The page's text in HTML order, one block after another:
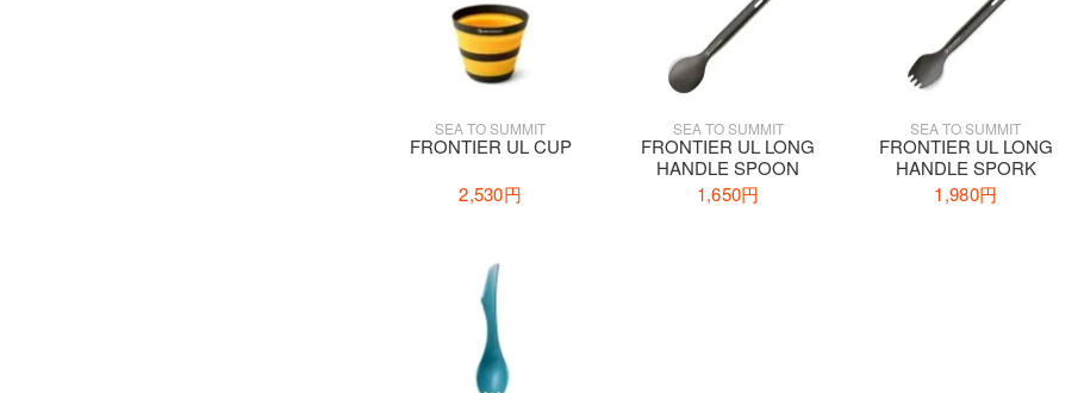
SEA TO SUMMIT
FRONTIER UL CUP
2,530円
SEA TO SUMMIT
FRONTIER UL LONG
HANDLE SPOON
1,650円
SEA TO SUMMIT
FRONTIER UL LONG
HANDLE SPORK
1,980円